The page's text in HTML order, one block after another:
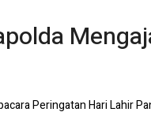
Peringatan Hari Lahir